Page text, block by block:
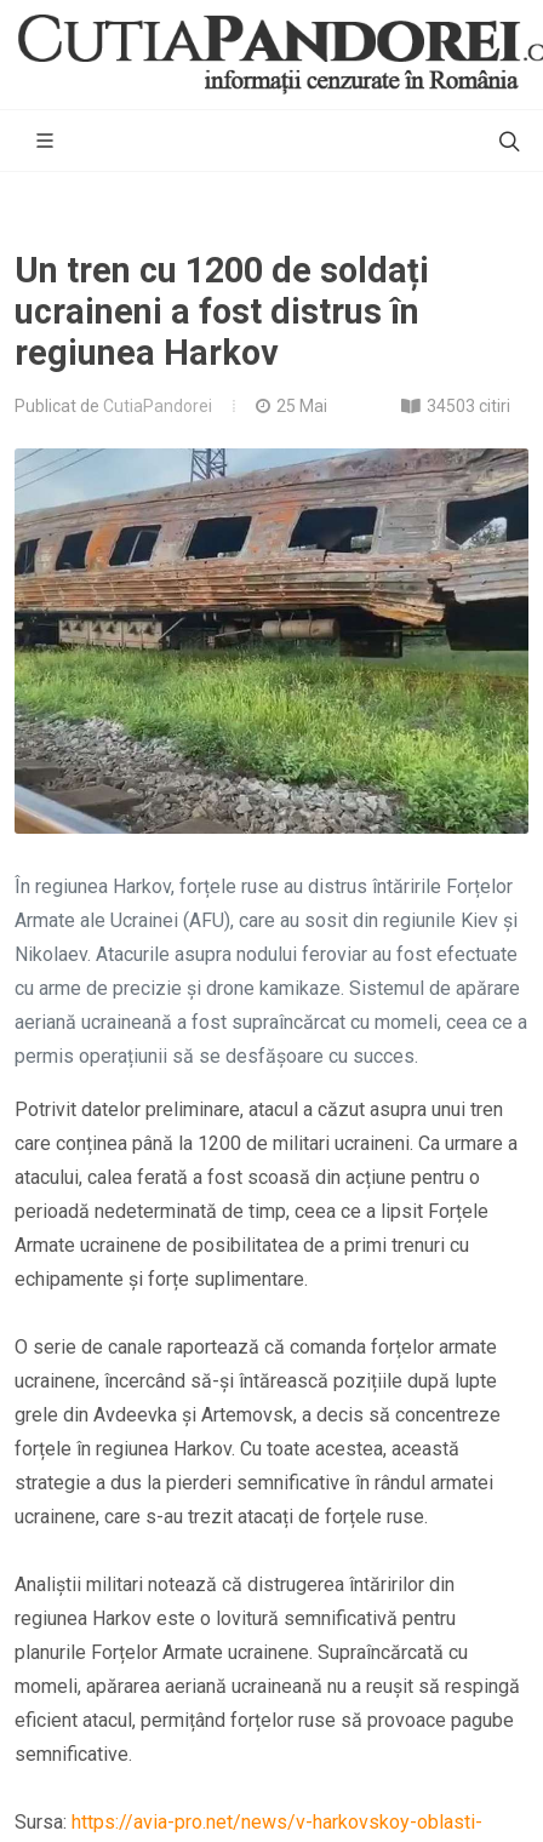
Un tren cu 1200 de soldați
ucraineni a fost distrus în
regiunea Harkov
Publicat de CutiaPandorei 25 Mai 34503 citiri
În regiunea Harkov, forțele ruse au distrus întăririle Forțelor
Armate ale Ucrainei (AFU), care au sosit din regiunile Kiev și
Nikolaev. Atacurile asupra nodului feroviar au fost efectuate
cu arme de precizie și drone kamikaze. Sistemul de apărare
aeriană ucraineană a fost supraîncărcat cu momeli, ceea ce a
permis operațiunii să se desfășoare cu succes.
Potrivit datelor preliminare, atacul a căzut asupra unui tren
care conținea până la 1200 de militari ucraineni. Ca urmare a
atacului, calea ferată a fost scoasă din acțiune pentru o
perioadă nedeterminată de timp, ceea ce a lipsit Forțele
Armate ucrainene de posibilitatea de a primi trenuri cu
echipamente și forțe suplimentare.
O serie de canale raportează că comanda forțelor armate
ucrainene, încercând să-și întărească pozițiile după lupte
grele din Avdeevka și Artemovsk, a decis să concentreze
forțele în regiunea Harkov. Cu toate acestea, această
strategie a dus la pierderi semnificative în rândul armatei
ucrainene, care s-au trezit atacați de forțele ruse.
Analiștii militari notează că distrugerea întăririlor din
regiunea Harkov este o lovitură semnificativă pentru
planurile Forțelor Armate ucrainene. Supraîncărcată cu
momeli, apărarea aeriană ucraineană nu a reușit să respingă
eficient atacul, permițând forțelor ruse să provoace pagube
semnificative.
Sursa: https://avia-pro.net/news/v-harkovskoy-oblasti-